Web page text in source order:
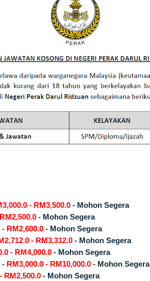
- RM3,500.0 - Mohon Segera
- Mohon Segera
- RM2,600.0 - Mohon Segera
- RM3,312.0 - Mohon Segera
- RM4,000.0 - Mohon Segera
- RM3,000.0 - RM10,000.0 - Mohon Segera
RM2,500.0 - Mohon Segera